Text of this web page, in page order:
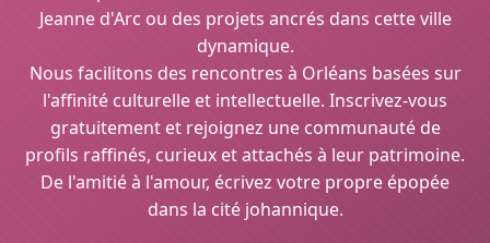
Jeanne d'Arc ou des projets ancrés dans cette ville
dynamique.
Nous facilitons des rencontres à Orléans basées sur
l'affinité culturelle et intellectuelle. Inscrivez-vous
gratuitement et rejoignez une communauté de
profils raffinés, curieux et attachés à leur patrimoine.
De l'amitié à l'amour, écrivez votre propre épopée
dans la cité johannique.